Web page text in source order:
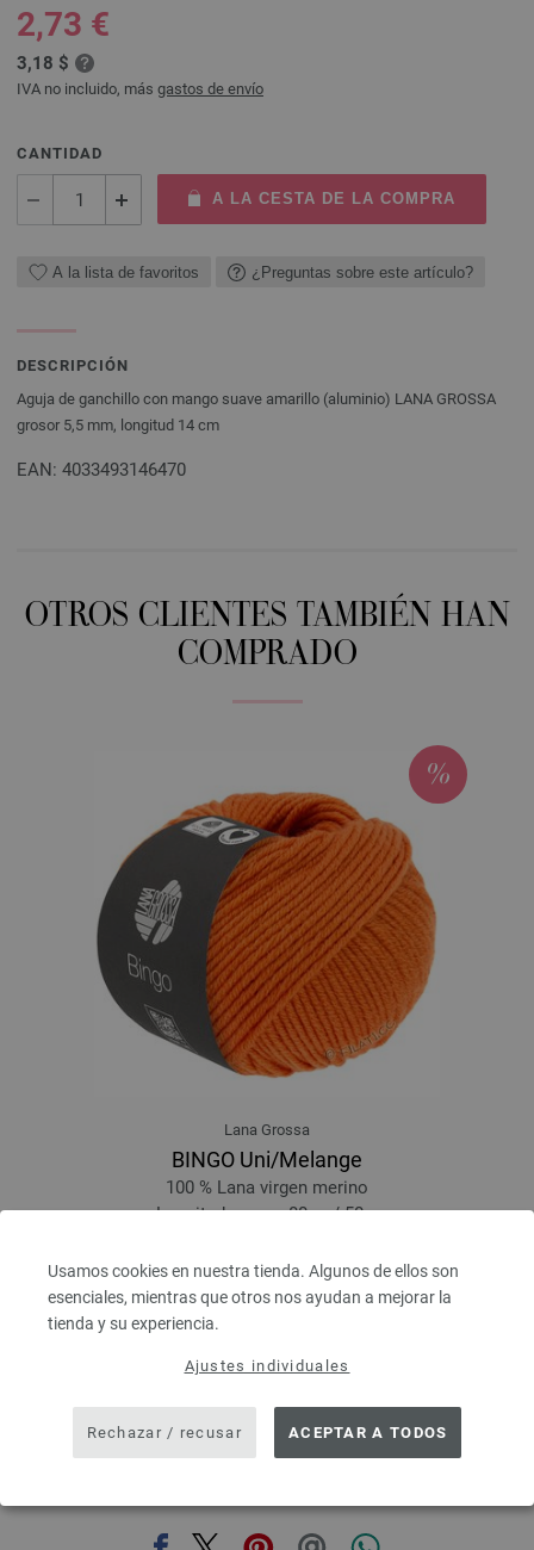
Usamos cookies en nuestra tienda. Algunos de ellos son
esenciales, mientras que otros nos ayudan a mejorar la
tienda y su experiencia.
Ajustes individuales
Rechazar / recusar ACEPTAR A TODOS
2,73 €
3,18 $
IVA no incluido, más gastos de envío
CANTIDAD
A LA CESTA DE LA COMPRA
A la lista de favoritos ¿Preguntas sobre este artículo?
DESCRIPCIÓN
Aguja de ganchillo con mango suave amarillo (aluminio) LANA GROSSA
grosor 5,5 mm, longitud 14 cm
EAN: 4033493146470
OTROS CLIENTES TAMBIÉN HAN
COMPRADO
Lana Grossa
BINGO Uni/Melange
100 % Lana virgen merino
Longitud: aprox. 80 m / 50 g
3,28 €RRP:5,00 €
3,82 $
IVA no incluido, más gastos de envío, Precio base:65,60 € / kg